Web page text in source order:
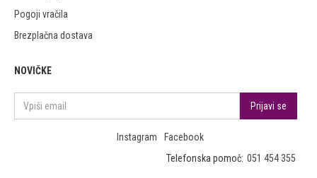
Pogoji vračila
Brezplačna dostava
NOVIČKE
Instagram
Facebook
Telefonska pomoč: 051 454 355